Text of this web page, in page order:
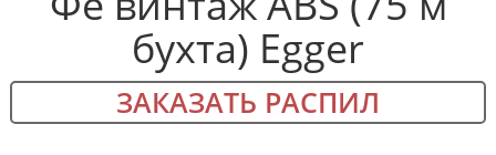
бухта) Egger
ЗАКАЗАТЬ РАСПИЛ